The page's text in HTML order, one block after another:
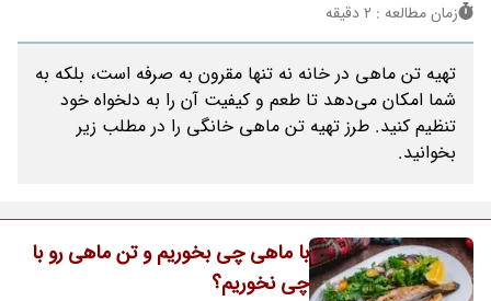
زمان مطالعه : 2 دقیقه
تهیه تن ماهی در خانه نه تنها مقرون به صرفه است، بلکه به
شما امکان می‌دهد تا طعم و کیفیت آن را به دلخواه خود
تنظیم کنید. طرز تهیه تن ماهی خانگی را در مطلب زیر
بخوانید.
با ماهی چی بخوریم و تن ماهی رو با
چی نخوریم؟